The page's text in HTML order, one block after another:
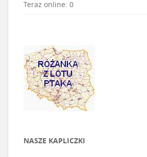
Teraz online: 0
NASZE KAPLICZKI